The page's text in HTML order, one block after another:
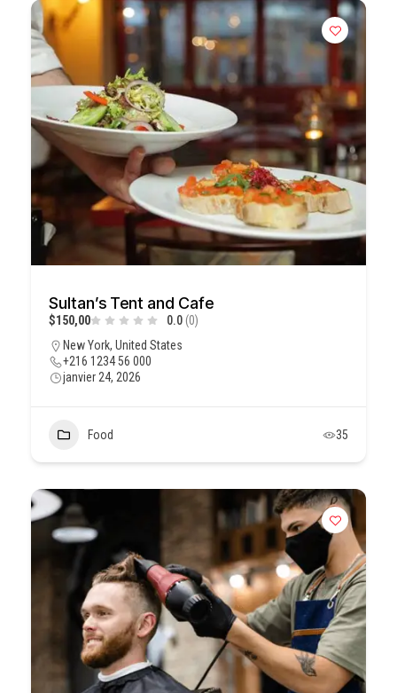
Sultan’s Tent and Cafe
$150,00 0.0 (0)
New York, United States
+216 1234 56 000
janvier 24, 2026
Food 35